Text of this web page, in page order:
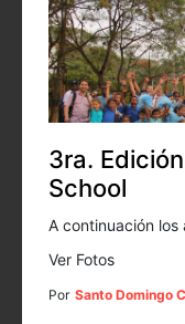
3ra.
School
A continuación los
Ver Fotos
Por Santo Domingo